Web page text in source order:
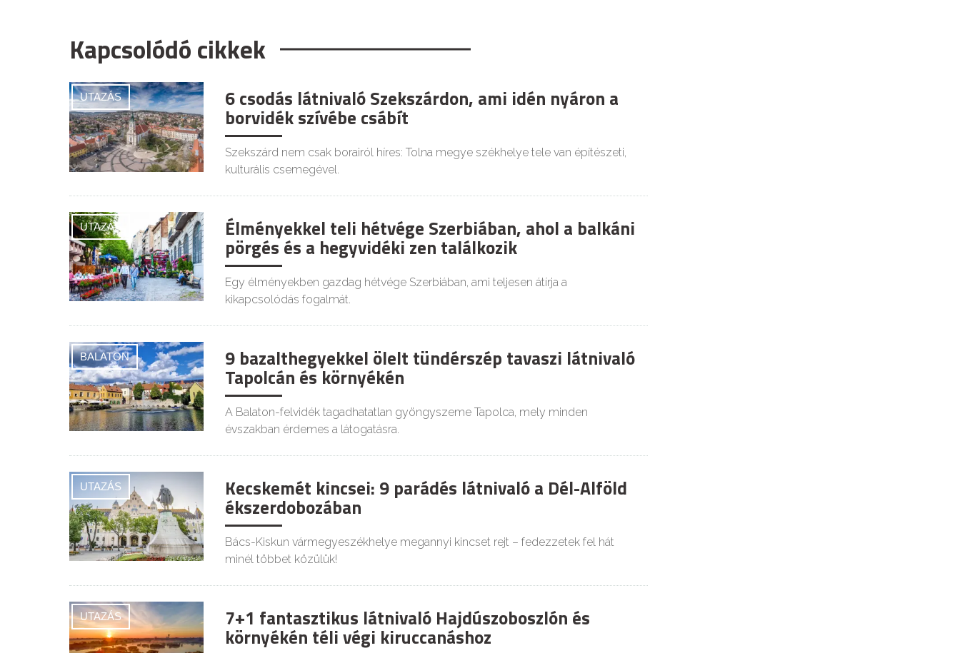
Kapcsolódó cikkek
UTAZÁS 6 csodás látnivaló Szekszárdon, ami idén nyáron a
borvidék szívébe csábít
Szekszárd nem csak borairól híres: Tolna megye székhelye tele van építészeti,
kulturális csemegével.
UTAZÁS Élményekkel teli hétvége Szerbiában, ahol a balkáni
pörgés és a hegyvidéki zen találkozik
Egy élményekben gazdag hétvége Szerbiában, ami teljesen átírja a
kikapcsolódás fogalmát.
BALATON 9 bazalthegyekkel ölelt tündérszép tavaszi látnivaló
Tapolcán és környékén
A Balaton-felvidék tagadhatatlan gyöngyszeme Tapolca, mely minden
évszakban érdemes a látogatásra.
UTAZÁS Kecskemét kincsei: 9 parádés látnivaló a Dél-Alföld
ékszerdobozában
Bács-Kiskun vármegyeszékhelye megannyi kincset rejt – fedezzetek fel hát
minél többet közülük!
UTAZÁS 7+1 fantasztikus látnivaló Hajdúszoboszlón és
környékén téli végi kiruccanáshoz